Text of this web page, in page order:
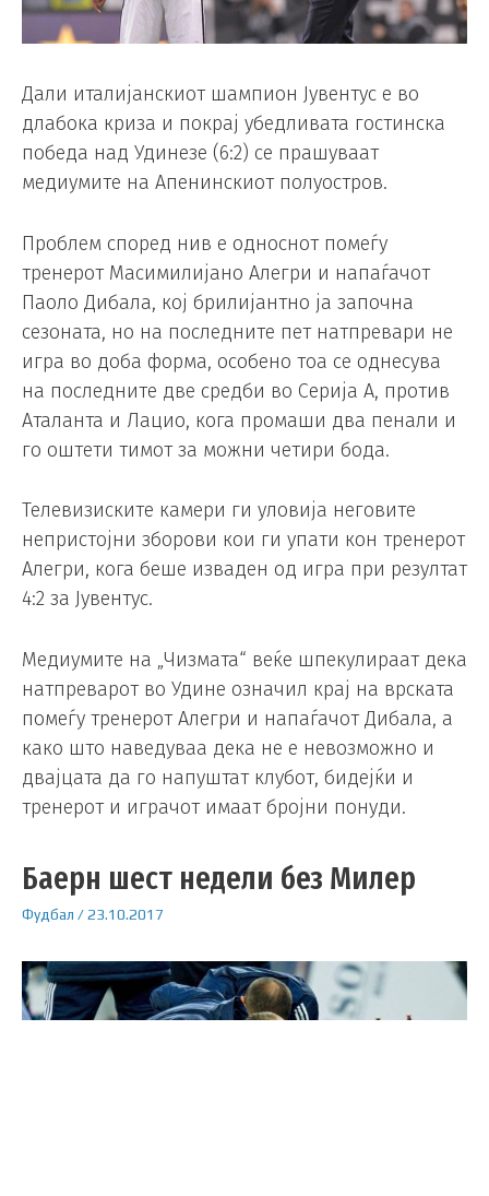
Дали италијанскиот шампион Јувентус е во
длабока криза и покрај убедливата гостинска
победа над Удинезе (6:2) се прашуваат
медиумите на Апенинскиот полуостров.
Проблем според нив е односнот помеѓу
тренерот Масимилијано Алегри и напаѓачот
Паоло Дибала, кој брилијантно ја започна
сезоната, но на последните пет натпревари не
игра во доба форма, особено тоа се однесува
на последните две средби во Серија А, против
Аталанта и Лацио, кога промаши два пенали и
го оштети тимот за можни четири бода.
Телевизиските камери ги уловија неговите
непристојни зборови кои ги упати кон тренерот
Алегри, кога беше изваден од игра при резултат
4:2 за Јувентус.
Медиумите на „Чизмата“ веќе шпекулираат дека
натпреварот во Удине означил крај на врската
помеѓу тренерот Алегри и напаѓачот Дибала, а
како што наведуваа дека не е невозможно и
двајцата да го напуштат клубот, бидејќи и
тренерот и играчот имаат бројни понуди.
Баерн шест недели без Милер
Фудбал /23.10.2017